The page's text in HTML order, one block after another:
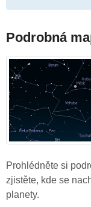
Podrobná
Prohlédněte si
zjistěte, kde se
planety.